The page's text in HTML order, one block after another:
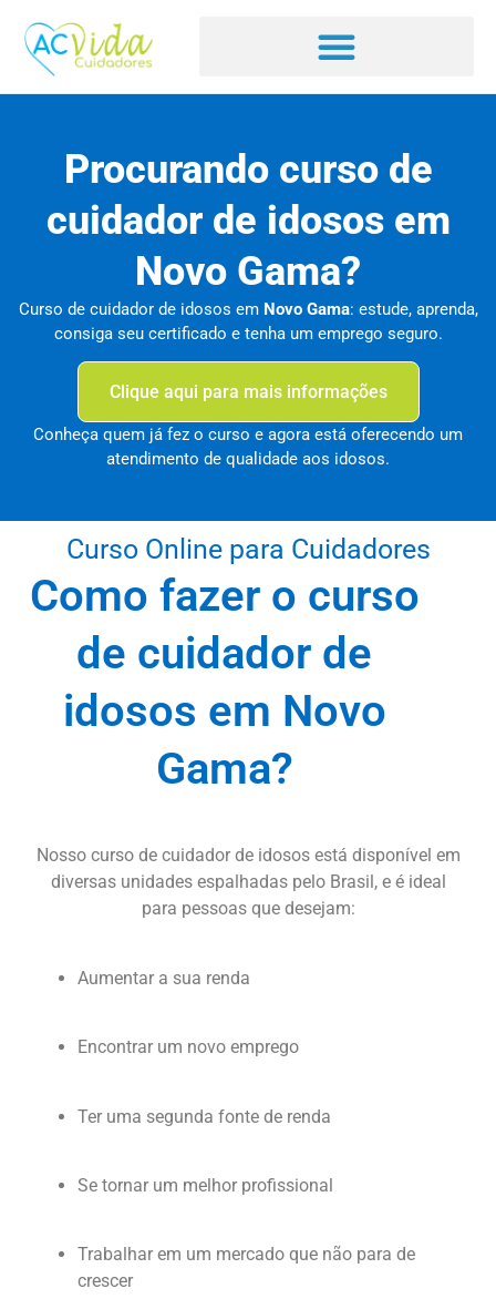
Procurando curso de
cuidador de idosos em
Novo Gama?
Curso de cuidador de idosos em Novo Gama: estude, aprenda,
consiga seu certificado e tenha um emprego seguro.
Clique aqui para mais informações
Conheça quem já fez o curso e agora está oferecendo um
atendimento de qualidade aos idosos.
Curso Online para Cuidadores
Como fazer o curso
de cuidador de
idosos em Novo
Gama?
Nosso curso de cuidador de idosos está disponível em
diversas unidades espalhadas pelo Brasil, e é ideal
para pessoas que desejam:
Aumentar a sua renda
Encontrar um novo emprego
Ter uma segunda fonte de renda
Se tornar um melhor profissional
Trabalhar em um mercado que não para de
crescer